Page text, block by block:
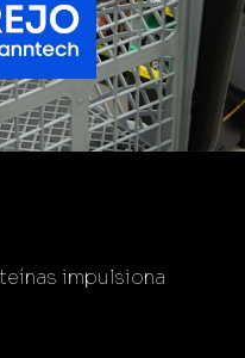
impulsiona